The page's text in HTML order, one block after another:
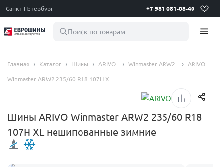
Санкт-Петербург +7 981 081-08-40
Поиск по товарам
Главная Каталог Шины ARIVO Winmaster ARW2
ARIVO
Winmaster ARW2 235/60 R18 107H XL
Шины ARIVO Winmaster ARW2 235/60 R18
107H XL нешипованные зимние